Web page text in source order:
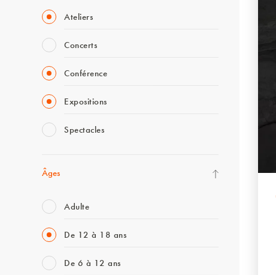
Ateliers
Concerts
Conférence
Expositions
Spectacles
Âges
Adulte
De 12 à 18 ans
De 6 à 12 ans